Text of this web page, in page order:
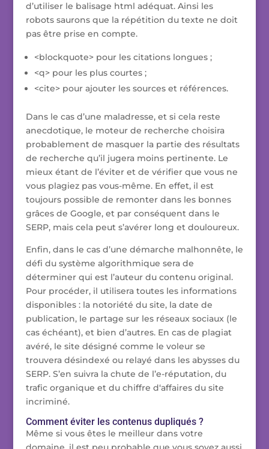
d’utiliser le balisage html adéquat. Ainsi les
robots saurons que la répétition du texte ne doit
pas être prise en compte.
<blockquote> pour les citations longues ;
<q> pour les plus courtes ;
<cite> pour ajouter les sources et références.
Dans le cas d’une maladresse, et si cela reste
anecdotique, le moteur de recherche choisira
probablement de masquer la partie des résultats
de recherche qu’il jugera moins pertinente. Le
mieux étant de l’éviter et de vérifier que vous ne
vous plagiez pas vous-même. En effet, il est
toujours possible de remonter dans les bonnes
grâces de Google, et par conséquent dans le
SERP, mais cela peut s’avérer long et douloureux.
Enfin, dans le cas d’une démarche malhonnête, le
défi du système algorithmique sera de
déterminer qui est l’auteur du contenu original.
Pour procéder, il utilisera toutes les informations
disponibles : la notoriété du site, la date de
publication, le partage sur les réseaux sociaux (le
cas échéant), et bien d’autres. En cas de plagiat
avéré, le site désigné comme le voleur se
trouvera désindexé ou relayé dans les abysses du
SERP. S’en suivra la chute de l’e-réputation, du
trafic organique et du chiffre d‘affaires du site
incriminé.
Comment éviter les contenus dupliqués ?
Même si vous êtes le meilleur dans votre